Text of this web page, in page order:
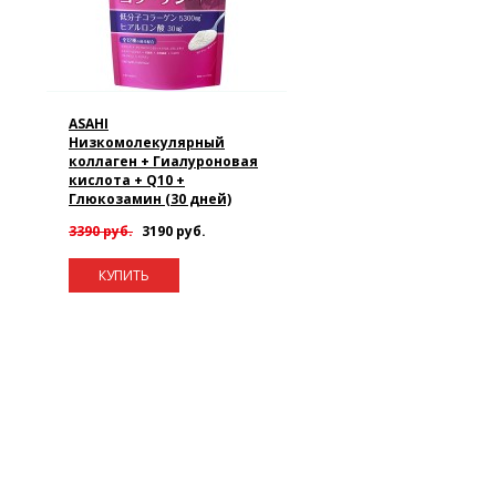
ASAHI
Низкомолекулярный
коллаген + Гиалуроновая
кислота + Q10 +
Глюкозамин (30 дней)
3390 руб. 3190 руб.
КУПИТЬ